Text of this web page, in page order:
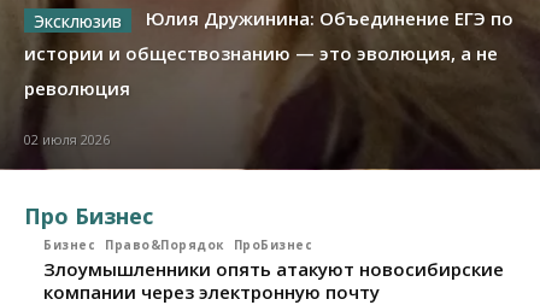
Юлия Дружинина: Объединение ЕГЭ по
истории и обществознанию — это эволюция, а не
революция
02 июля 2026
Про Бизнес
Бизнес Право&Порядок ПроБизнес
Злоумышленники опять атакуют новосибирские
компании через электронную почту